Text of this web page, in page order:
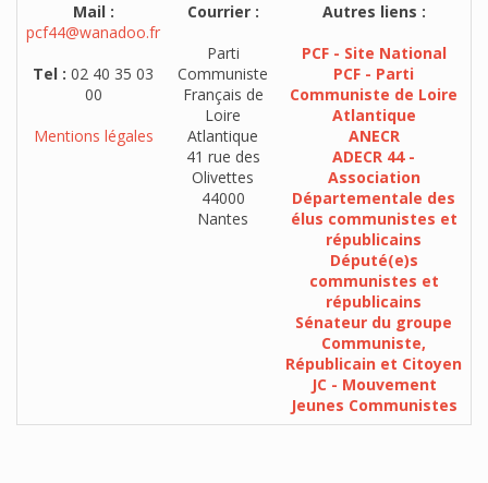
Mail :
pcf44@wanadoo.fr
Tel : 02 40 35 03
00
Mentions légales
Courrier :
Parti
Communiste
Français de
Loire
Atlantique
41 rue des
Olivettes
44000
Nantes
Autres liens :
PCF - Site National
PCF - Parti
Communiste de Loire
Atlantique
ANECR
ADECR 44 -
Association
Départementale des
élus communistes et
républicains
Député(e)s
communistes et
républicains
Sénateur du groupe
Communiste,
Républicain et Citoyen
JC - Mouvement
Jeunes Communistes